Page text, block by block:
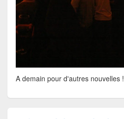
A demain pour d'autres nouvelles !